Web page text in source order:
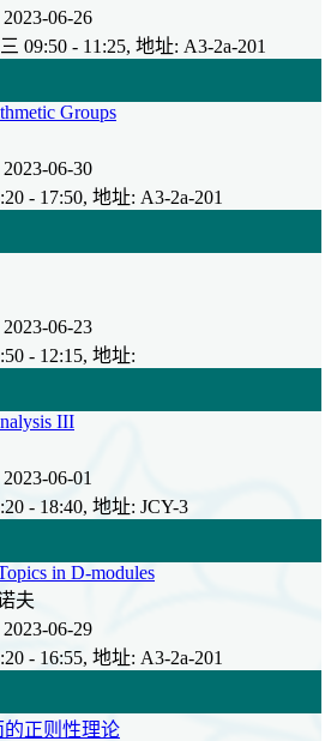
06-26
09:50 - 11:25, 地址: A3-2a-201
Groups
06-30
- 17:50, 地址: A3-2a-201
06-23
- 12:15, 地址:
III
06-01
- 18:40, 地址: JCY-3
in D-modules
夫
06-29
- 16:55, 地址: A3-2a-201
的正则性理论